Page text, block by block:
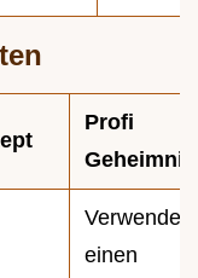
Profi
Geheimnis
Verwende
einen